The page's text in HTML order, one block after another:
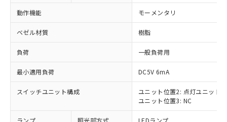
動作機能 モーメンタリ
ベゼル材質 樹脂
負荷 一般負荷用
最小適用負荷 DC5V 6mA
スイッチユニット構成
ユニット位置2: 点灯ユニット
ユニット位置3: NC
ランプ 照光部方式 LEDランプ